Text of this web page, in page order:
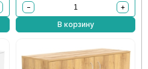
−
+
В корзину